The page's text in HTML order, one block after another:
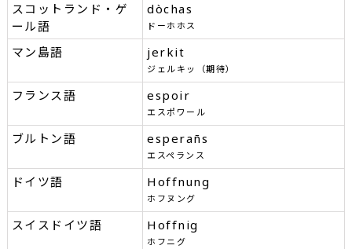
スコットランド・ゲ
ール語
dòchas
ドーホホス
マン島語 jerkit
ジェルキッ（期待）
フランス語 espoir
エスポワール
ブルトン語 esperañs
エスペランス
ドイツ語 Hoffnung
ホフヌング
スイスドイツ語 Hoffnig
ホフニグ